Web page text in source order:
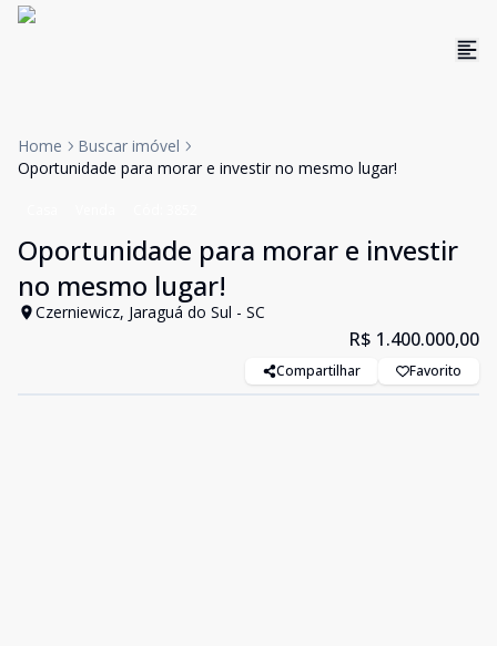
Home
Buscar imóvel
Oportunidade para morar e investir no mesmo lugar!
Oportunidade para morar e investir
no mesmo lugar!
Czerniewicz, Jaraguá do Sul - SC
R$ 1.400.000,00
Compartilhar Favorito